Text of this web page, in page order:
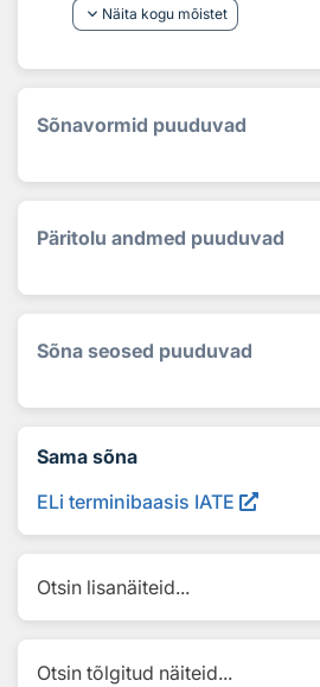
keyboard_arrow_down Näita kogu mõistet
Sõnavormid puuduvad
Päritolu andmed puuduvad
Sõna seosed puuduvad
Sama sõna
ELi terminibaasis IATE
Otsin lisanäiteid...
Otsin tõlgitud näiteid...